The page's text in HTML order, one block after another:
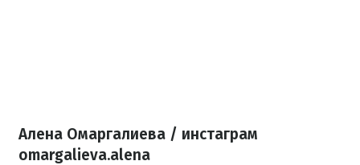
Алена Омаргалиева / инстаграм
omargalieva.alena